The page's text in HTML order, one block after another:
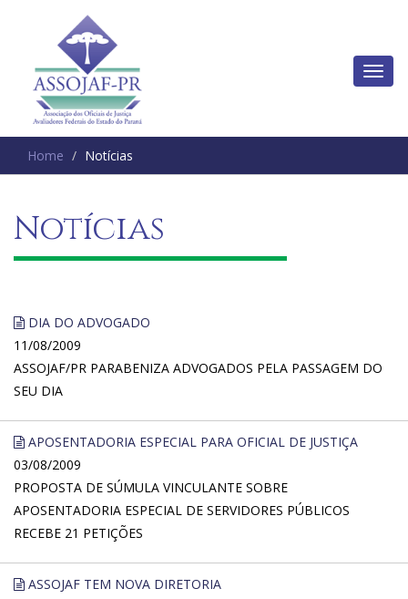
Home Notícias
Notícias
DIA DO ADVOGADO
11/08/2009
ASSOJAF/PR PARABENIZA ADVOGADOS PELA PASSAGEM DO
SEU DIA
APOSENTADORIA ESPECIAL PARA OFICIAL DE JUSTIÇA
03/08/2009
PROPOSTA DE SÚMULA VINCULANTE SOBRE
APOSENTADORIA ESPECIAL DE SERVIDORES PÚBLICOS
RECEBE 21 PETIÇÕES
ASSOJAF TEM NOVA DIRETORIA